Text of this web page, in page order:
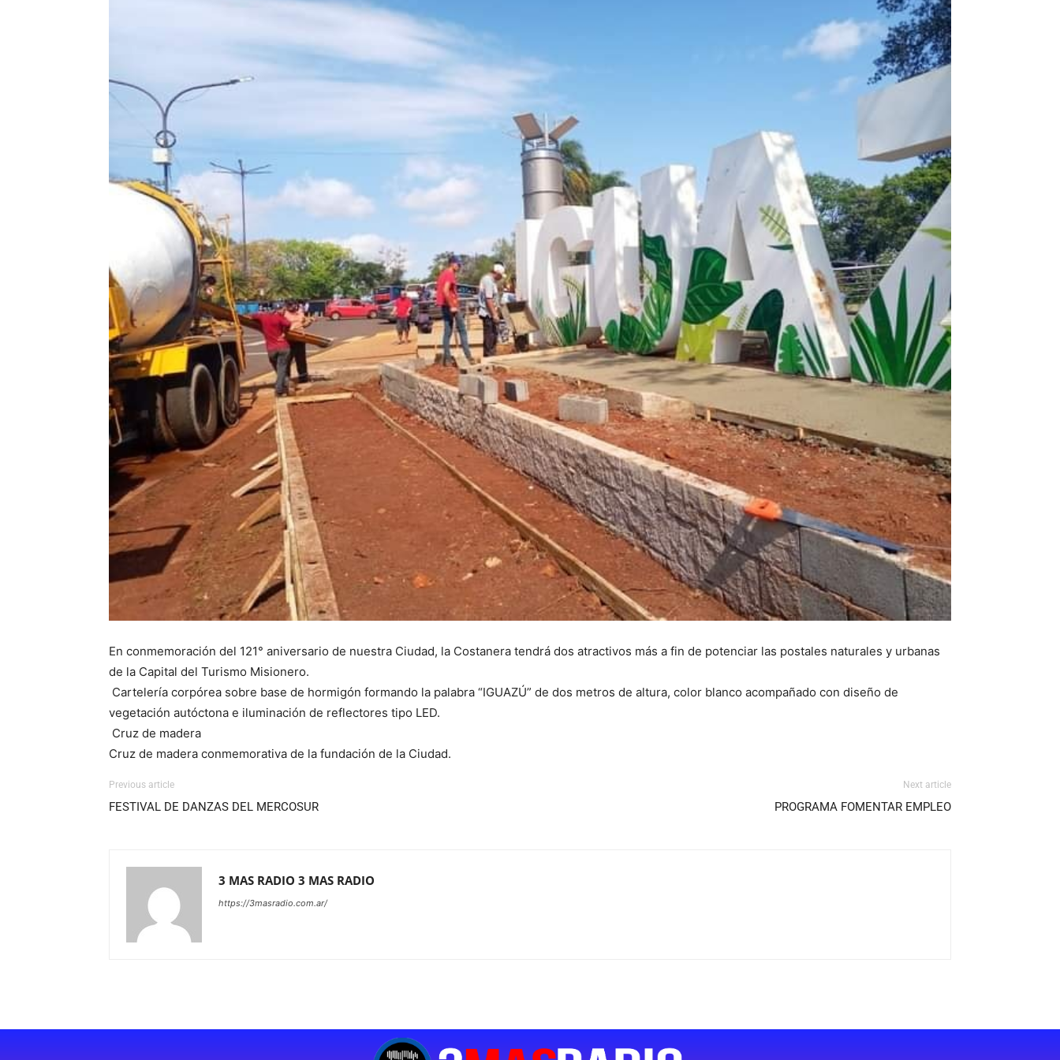
En conmemoración del 121° aniversario de nuestra Ciudad, la Costanera tendrá dos atractivos más a fin de potenciar las postales naturales y urbanas
de la Capital del Turismo Misionero.
Cartelería corpórea sobre base de hormigón formando la palabra “IGUAZÚ” de dos metros de altura, color blanco acompañado con diseño de
vegetación autóctona e iluminación de reflectores tipo LED.
Cruz de madera
Cruz de madera conmemorativa de la fundación de la Ciudad.
Previous article
FESTIVAL DE DANZAS DEL MERCOSUR
Next article
PROGRAMA FOMENTAR EMPLEO
3 MAS RADIO 3 MAS RADIO
https://3masradio.com.ar/